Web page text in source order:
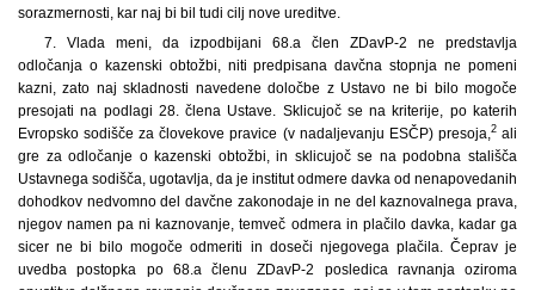
sorazmernosti, kar naj bi bil tudi cilj nove ureditve.
7. Vlada meni, da izpodbijani 68.a člen ZDavP-2 ne predstavlja
odločanja o kazenski obtožbi, niti predpisana davčna stopnja ne pomeni
kazni, zato naj skladnosti navedene določbe z Ustavo ne bi bilo mogoče
presojati na podlagi 28. člena Ustave. Sklicujoč se na kriterije, po katerih
Evropsko sodišče za človekove pravice (v nadaljevanju ESČP) presoja, 2ali
gre za odločanje o kazenski obtožbi, in sklicujoč se na podobna stališča
Ustavnega sodišča, ugotavlja, da je institut odmere davka od nenapovedanih
dohodkov nedvomno del davčne zakonodaje in ne del kaznovalnega prava,
njegov namen pa ni kaznovanje, temveč odmera in plačilo davka, kadar ga
sicer ne bi bilo mogoče odmeriti in doseči njegovega plačila. Čeprav je
uvedba postopka po 68.a členu ZDavP-2 posledica ravnanja oziroma